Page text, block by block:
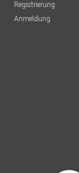
Registrierung
Anmeldung